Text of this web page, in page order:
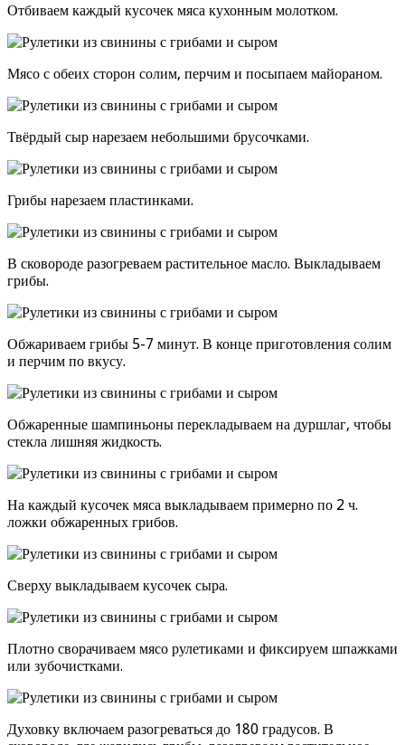
Отбиваем каждый кусочек мяса кухонным молотком.
Мясо с обеих сторон солим, перчим и посыпаем майораном.
Твёрдый сыр нарезаем небольшими брусочками.
Грибы нарезаем пластинками.
В сковороде разогреваем растительное масло. Выкладываем
грибы.
Обжариваем грибы 5-7 минут. В конце приготовления солим
и перчим по вкусу.
Обжаренные шампиньоны перекладываем на дуршлаг, чтобы
стекла лишняя жидкость.
На каждый кусочек мяса выкладываем примерно по 2 ч.
ложки обжаренных грибов.
Сверху выкладываем кусочек сыра.
Плотно сворачиваем мясо рулетиками и фиксируем шпажками
или зубочистками.
Духовку включаем разогреваться до 180 градусов. В